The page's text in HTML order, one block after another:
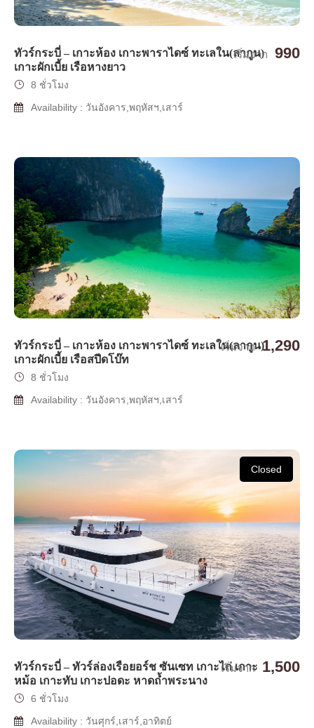
ทัวร์กระบี่ – เกาะห้อง เกาะพาราไดซ์ ทะเลใน(ลากูน)
เกาะผักเบี้ย เรือหางยาว
เริ่มจาก 990
8 ชั่วโมง
Availability : วันอังคาร,พฤหัสฯ,เสาร์
ทัวร์กระบี่ – เกาะห้อง เกาะพาราไดซ์ ทะเลใน(ลากูน)
เกาะผักเบี้ย เรือสปีดโบ๊ท
เริ่มจาก 1,290
8 ชั่วโมง
Availability : วันอังคาร,พฤหัสฯ,เสาร์
Closed
ทัวร์กระบี่ – ทัวร์ล่องเรือยอร์ช ซันเซท เกาะไก่ เกาะ
หม้อ เกาะทับ เกาะปอดะ หาดถ้ำพระนาง
เริ่มจาก 1,500
6 ชั่วโมง
Availability : วันศุกร์,เสาร์,อาทิตย์